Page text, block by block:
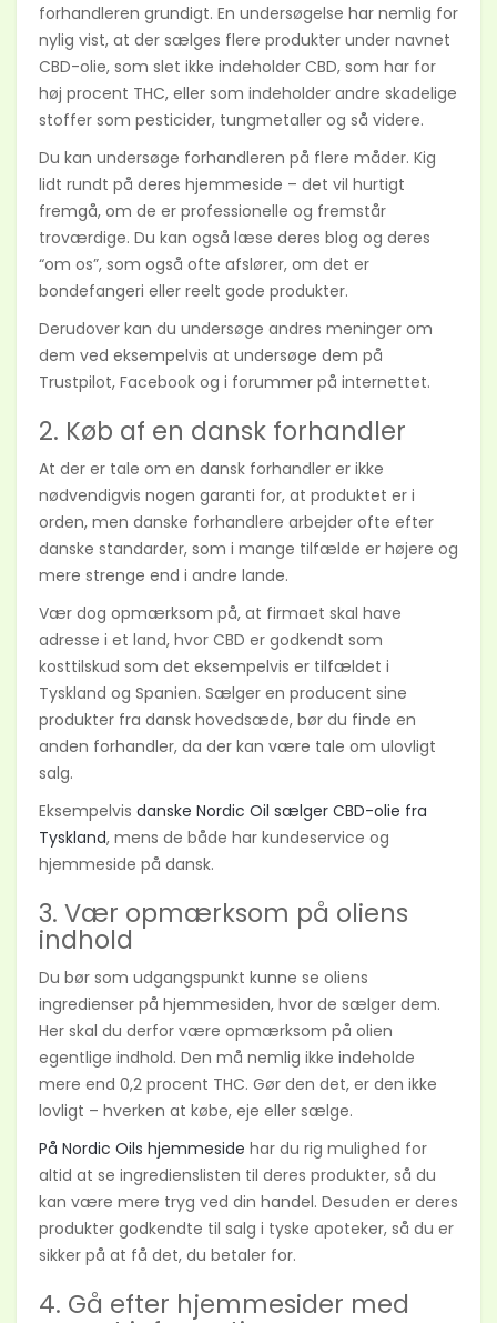
forhandleren grundigt. En undersøgelse har nemlig for
nylig vist, at der sælges flere produkter under navnet
CBD-olie, som slet ikke indeholder CBD, som har for
høj procent THC, eller som indeholder andre skadelige
stoffer som pesticider, tungmetaller og så videre.
Du kan undersøge forhandleren på flere måder. Kig
lidt rundt på deres hjemmeside – det vil hurtigt
fremgå, om de er professionelle og fremstår
troværdige. Du kan også læse deres blog og deres
“om os”, som også ofte afslører, om det er
bondefangeri eller reelt gode produkter.
Derudover kan du undersøge andres meninger om
dem ved eksempelvis at undersøge dem på
Trustpilot, Facebook og i forummer på internettet.
2. Køb af en dansk forhandler
At der er tale om en dansk forhandler er ikke
nødvendigvis nogen garanti for, at produktet er i
orden, men danske forhandlere arbejder ofte efter
danske standarder, som i mange tilfælde er højere og
mere strenge end i andre lande.
Vær dog opmærksom på, at firmaet skal have
adresse i et land, hvor CBD er godkendt som
kosttilskud som det eksempelvis er tilfældet i
Tyskland og Spanien. Sælger en producent sine
produkter fra dansk hovedsæde, bør du finde en
anden forhandler, da der kan være tale om ulovligt
salg.
Eksempelvis danske Nordic Oil sælger CBD-olie fra
Tyskland, mens de både har kundeservice og
hjemmeside på dansk.
3. Vær opmærksom på oliens
indhold
Du bør som udgangspunkt kunne se oliens
ingredienser på hjemmesiden, hvor de sælger dem.
Her skal du derfor være opmærksom på olien
egentlige indhold. Den må nemlig ikke indeholde
mere end 0,2 procent THC. Gør den det, er den ikke
lovligt – hverken at købe, eje eller sælge.
På Nordic Oils hjemmeside har du rig mulighed for
altid at se ingredienslisten til deres produkter, så du
kan være mere tryg ved din handel. Desuden er deres
produkter godkendte til salg i tyske apoteker, så du er
sikker på at få det, du betaler for.
4. Gå efter hjemmesider med